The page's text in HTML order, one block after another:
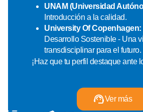
UNAM (Universidad
Introducción a la calidad.
University Of Copenhagen:
Desarrollo Sostenible - Una
transdisciplinar para el futuro.
¡Haz que tu perfil destaque ante
Ver más